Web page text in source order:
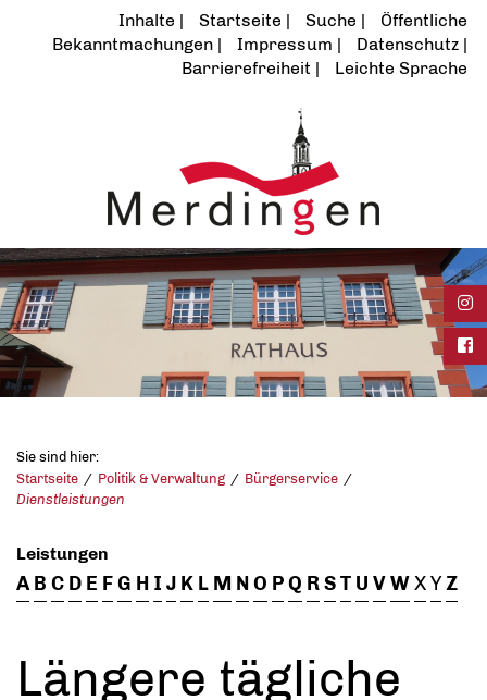
Inhalte Startseite Suche
Öffentliche
Bekanntmachungen
Impressum
Datenschutz
Barrierefreiheit
Leichte Sprache
Sie sind hier:
Startseite
Politik & Verwaltung
Bürgerservice
Dienstleistungen
Leistungen
A B C D E FG H I J K L M NO PQ RST U VWXYZ
Längere tägliche